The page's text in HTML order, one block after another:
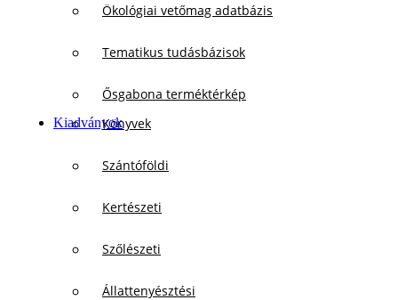
Ökológiai vetőmag adatbázis
Tematikus tudásbázisok
Ősgabona terméktérkép
KiadványokKönyvek
Szántóföldi
Kertészeti
Szőlészeti
Állattenyésztési